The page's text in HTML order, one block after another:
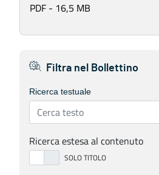
PDF - 16,5 MB
Filtra nel Bollettino
Ricerca testuale
Ricerca estesa al contenuto